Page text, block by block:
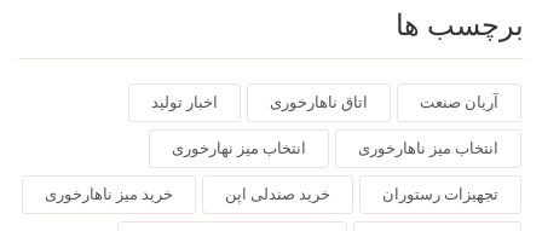
برچسب ها
آریان صنعت اتاق ناهارخوری اخبار تولید
انتخاب میز ناهارخوری انتخاب میز نهارخوری
تجهیزات رستوران خرید صندلی اپن خرید میز ناهارخوری